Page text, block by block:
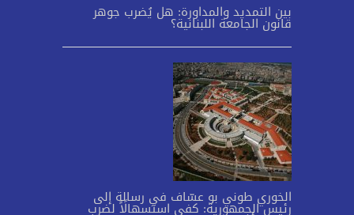
بين التمديد والمداورة: هل يُضرب جوهر
قانون الجامعة اللبنانية؟
الخوري طوني بو عسّاف في رسالة إلى
رئيس الجمهورية: كفى استسهالًاً لضرب